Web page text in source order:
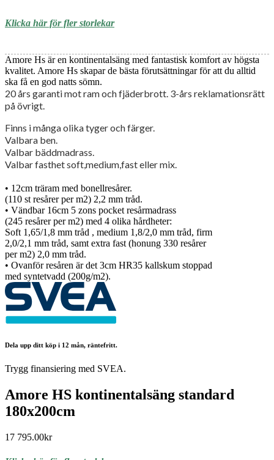
Klicka här för fler storlekar
Amore Hs är en kontinentalsäng med fantastisk komfort av högsta
kvalitet. Amore Hs skapar de bästa förutsättningar för att du alltid
ska få en god natts sömn.
20 års garanti mot ram och fjäderbrott. 3-års reklamationsrätt
på övrigt.
Finns i många olika tyger och färger.
Valbara ben.
Valbar bäddmadrass.
Valbar fasthet soft,medium,fast eller mix.
• 12cm träram med bonellresårer.
(110 st resårer per m2) 2,2 mm tråd.
• Vändbar 16cm 5 zons pocket resårmadrass
(245 resårer per m2) med 4 olika hårdheter:
Soft 1,65/1,8 mm tråd , medium 1,8/2,0 mm tråd, firm
2,0/2,1 mm tråd, samt extra fast (honung 330 resårer
per m2) 2,0 mm tråd.
• Ovanför resåren är det 3cm HR35 kallskum stoppad
med syntetvadd (200g/m2).
Dela upp ditt köp i 12 mån, räntefritt.
Trygg finansiering med SVEA.
Amore HS kontinentalsäng standard
180x200cm
17 795.00kr